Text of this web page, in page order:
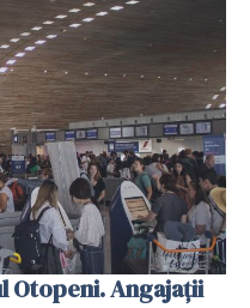
Angajații